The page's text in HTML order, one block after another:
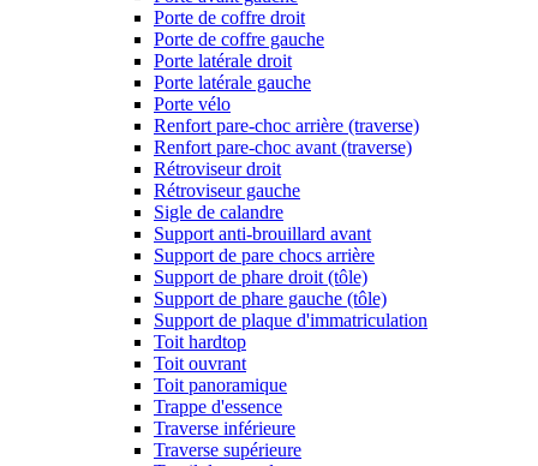
Porte de coffre droit
Porte de coffre gauche
Porte latérale droit
Porte latérale gauche
Porte vélo
Renfort pare-choc arrière (traverse)
Renfort pare-choc avant (traverse)
Rétroviseur droit
Rétroviseur gauche
Sigle de calandre
Support anti-brouillard avant
Support de pare chocs arrière
Support de phare droit (tôle)
Support de phare gauche (tôle)
Support de plaque d'immatriculation
Toit hardtop
Toit ouvrant
Toit panoramique
Trappe d'essence
Traverse inférieure
Traverse supérieure